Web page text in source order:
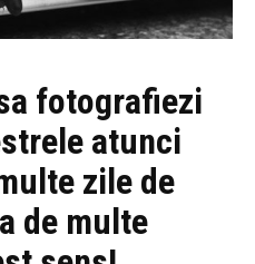
fotografiezi
atunci
zile de
de multe